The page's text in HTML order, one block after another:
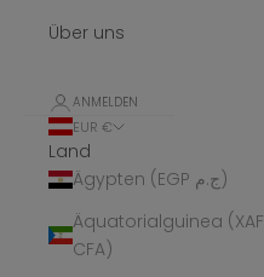
Über uns
ANMELDEN
EUR €
Land
Ägypten (EGP ج.م)
Äquatorialguinea (XAF
CFA)